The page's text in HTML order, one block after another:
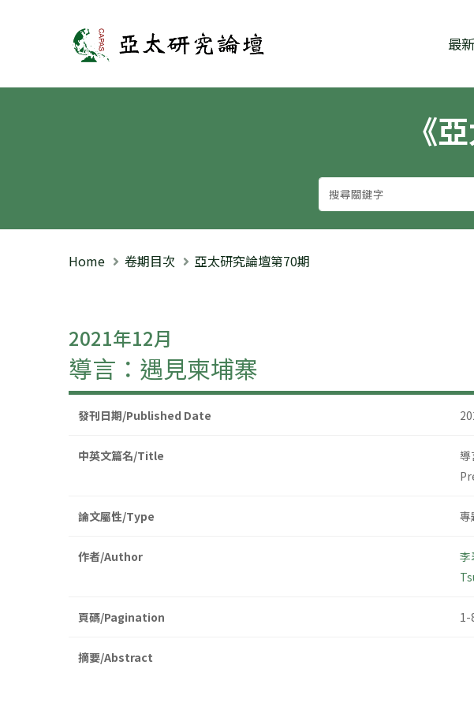
亞太研究論壇 最
《
Home 卷期目次 亞太研究論壇第70期
2021年12月
導言：遇見柬埔寨
發刊日期/Published Date
中英文篇名/Title
導
論文屬性/Type
作者/Author
李
頁碼/Pagination 1-
摘要/Abstract